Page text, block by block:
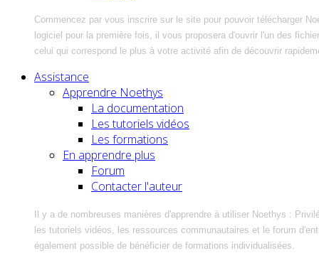
Commencez par vous inscrire sur le site pour pouvoir télécharger
logiciel pour la première fois, il vous proposera d'ouvrir l'un des
celui qui correspond le plus à votre activité afin de découvrir
Assistance
Apprendre Noethys
La documentation
Les tutoriels vidéos
Les formations
En apprendre plus
Forum
Contacter l'auteur
Il y a de nombreuses manières d'apprendre à utiliser Noethys :
les tutoriels vidéos, les ressources communautaires et le forum
également possible de bénéficier de formations individualisées.